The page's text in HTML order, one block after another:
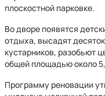
плоскостной парковке.
Во дворе появятся
отдыха, высадят
кустарников, разобьют
общей площадью около
Программу реновации